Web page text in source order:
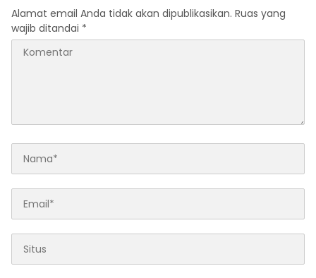
Alamat email Anda tidak akan dipublikasikan. Ruas yang
wajib ditandai *